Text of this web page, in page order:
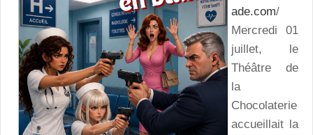
ade.com/
Mercredi 01
juillet, le
Théâtre de
la
Chocolaterie
accueillait la